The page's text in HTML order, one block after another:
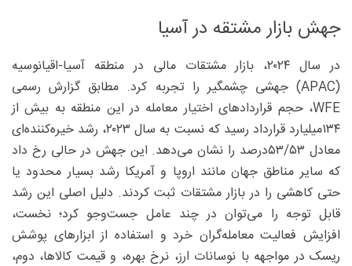
جهش بازار مشتقه در آسیا
در سال ۲۰۲۴، بازار مشتقات مالی در منطقه آسیا-اقیانوسیه
(APAC) جهشی چشمگیر را تجربه کرد. مطابق گزارش رسمی
WFE، حجم قراردادهای اختیار معامله در این منطقه به بیش از
۱۳۴‌میلیارد قرارداد رسید که نسبت به سال ۲۰۲۳، رشد خیره‌کننده‌ای
معادل ۵۳/‏‏۵۳‌درصد را نشان می‌دهد. این جهش در حالی رخ داد
که سایر مناطق جهان مانند اروپا و آمریکا رشد بسیار محدود یا
حتی کاهشی را در بازار مشتقات ثبت کردند. دلیل اصلی این رشد
قابل توجه را می‌توان در چند عامل جست‌وجو کرد؛ نخست،
افزایش فعالیت معامله‌گران خرد و استفاده از ابزارهای پوشش
ریسک در مواجهه با نوسانات ارز، نرخ بهره، و قیمت کالاها، دوم،